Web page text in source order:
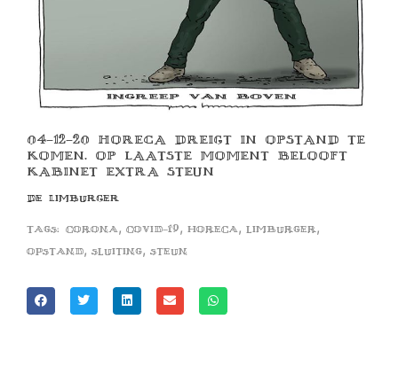
04-12-20 HORECA DREIGT IN OPSTAND TE
KOMEN. OP LAATSTE MOMENT BELOOFT
KABINET EXTRA STEUN
DE LIMBURGER
Tags: corona, covid-19 , horeca, limburger,
opstand, sluiting, steun